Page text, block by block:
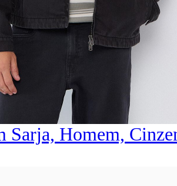
Sarja, Homem,